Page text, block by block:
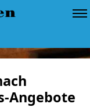
Angebote